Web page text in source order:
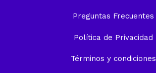
Preguntas Frecuentes
Política de Privacidad
Términos y condiciones